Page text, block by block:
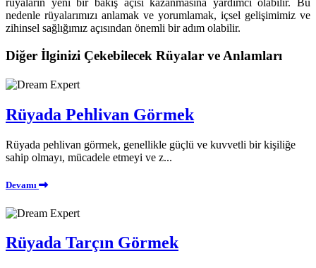
rüyaların yeni bir bakış açısı kazanmasına yardımcı olabilir. Bu
nedenle rüyalarımızı anlamak ve yorumlamak, içsel gelişimimiz ve
zihinsel sağlığımız açısından önemli bir adım olabilir.
Diğer İlginizi Çekebilecek Rüyalar ve Anlamları
Rüyada Pehlivan Görmek
Rüyada pehlivan görmek, genellikle güçlü ve kuvvetli bir kişiliğe
sahip olmayı, mücadele etmeyi ve z...
Devamı
Rüyada Tarçın Görmek